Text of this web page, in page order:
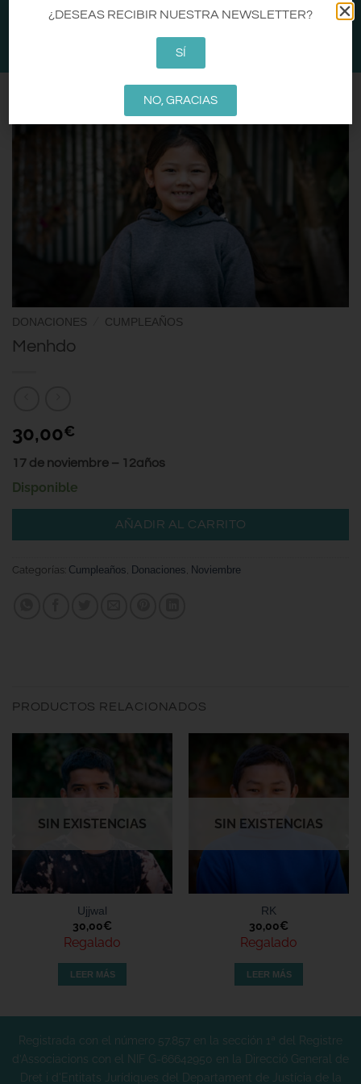
DONACIONES CUMPLEAÑOS
Menhdo
30,00€
17 de noviembre – 12años
Disponible
AÑADIR AL CARRITO
Categorías: Cumpleaños, Donaciones, Noviembre
PRODUCTOS RELACIONADOS
SIN EXISTENCIAS
Ujjwal
30,00€
Regalado
LEER MÁS
SIN EXISTENCIAS
RK
30,00€
Regalado
LEER MÁS
Registrada con el número 57.857 en la sección 1ª del Registre
d’Associacions con el NIF G-66642950 en la Direcció General de
Dret i d'Entitats Jurídiques del Departament de Justícia de la
¿DESEAS RECIBIR NUESTRA NEWSLETTER?
SÍ
NO, GRACIAS